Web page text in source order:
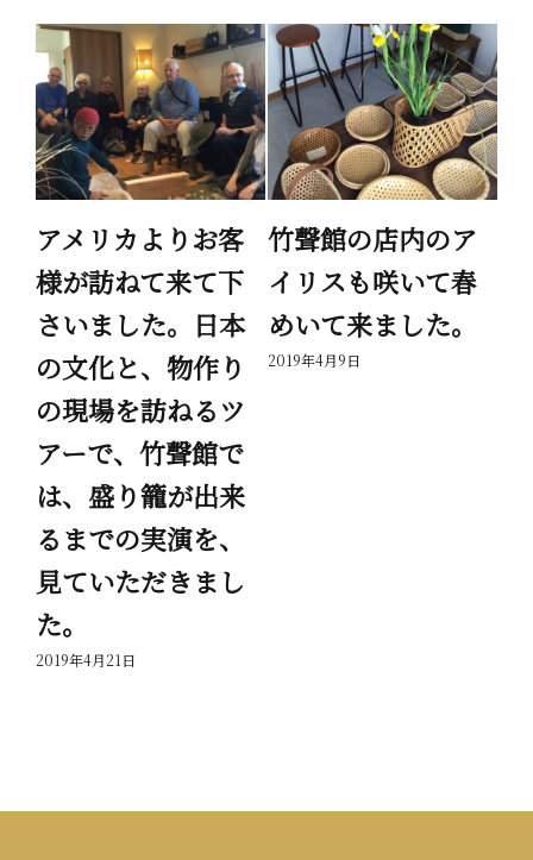
アメリカよりお客
様が訪ねて来て下
さいました。日本
の文化と、物作り
の現場を訪ねるツ
アーで、竹聲館で
は、盛り籠が出来
るまでの実演を、
見ていただきまし
た。
2019年4月21日
竹聲館の店内のア
イリスも咲いて春
めいて来ました。
2019年4月9日